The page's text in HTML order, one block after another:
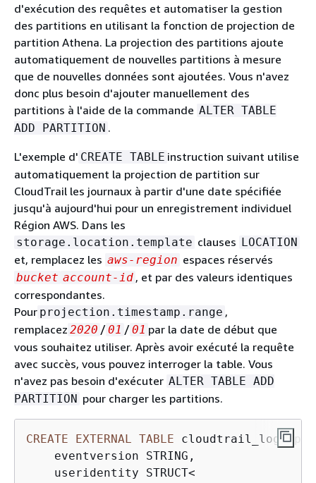
d'exécution des requêtes et automatiser la gestion
des partitions en utilisant la fonction de projection de
partition Athena. La projection des partitions ajoute
automatiquement de nouvelles partitions à mesure
que de nouvelles données sont ajoutées. Vous n'avez
donc plus besoin d'ajouter manuellement des
partitions à l'aide de la commande ALTER TABLE
ADD PARTITION .
L'exemple d' CREATE TABLE instruction suivant utilise
automatiquement la projection de partition sur
CloudTrail les journaux à partir d'une date spécifiée
jusqu'à aujourd'hui pour un enregistrement individuel
Région AWS. Dans les
storage.location.template clauses LOCATION
et, remplacez les aws-region espaces réservés
bucket account-id , et par des valeurs identiques
correspondantes.
Pour projection.timestamp.range ,
remplacez 2020 /01 /01 par la date de début que
vous souhaitez utiliser. Après avoir exécuté la requête
avec succès, vous pouvez interroger la table. Vous
n'avez pas besoin d'exécuter ALTER TABLE ADD
PARTITION pour charger les partitions.
CREATE EXTERNAL TABLE cloudtrail_logs_pp(
    eventversion STRING,
    useridentity STRUCT
<